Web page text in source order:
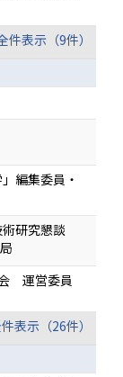
件表示（9件）
編集委員・
研究懇談
運営委員
表示（26件）